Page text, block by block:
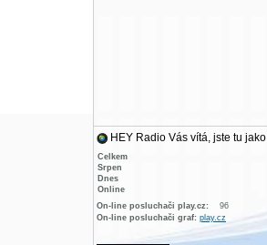
HEY Radio Vás vítá, jste tu jako
Celkem
Srpen
Dnes
Online
On-line posluchači play.cz:
96
On-line posluchači graf: play.cz